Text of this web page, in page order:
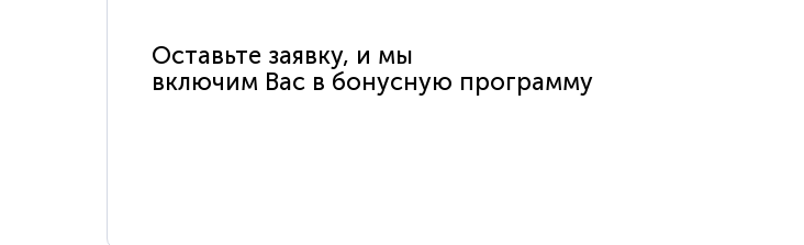
Оставьте заявку, и мы
включим Вас в бонусную программу